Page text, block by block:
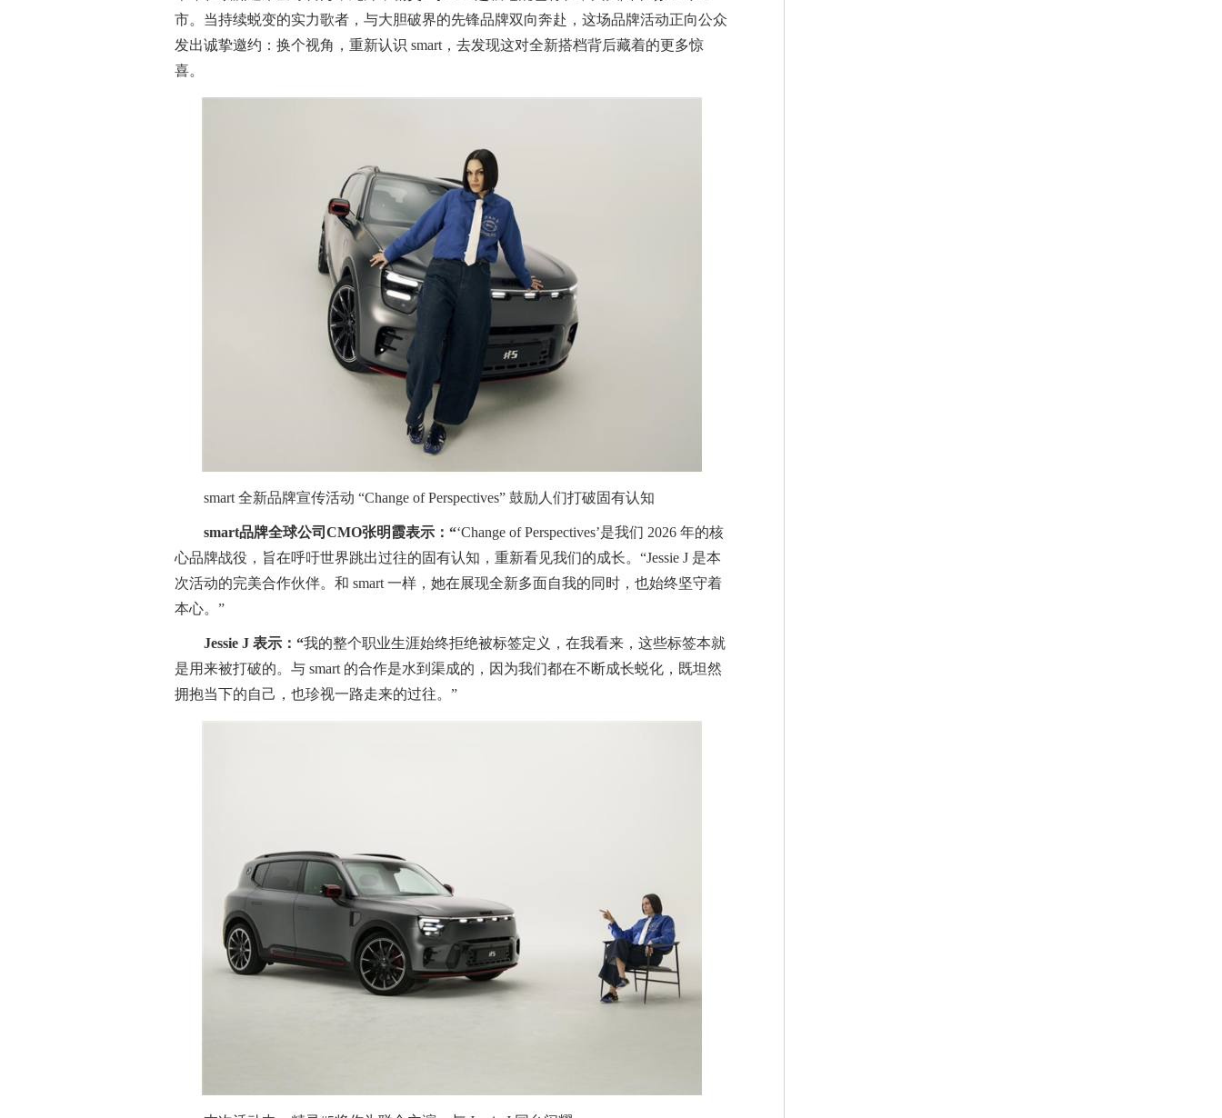
市。当持续蜕变的实力歌者，与大胆破界的先锋品牌双向奔赴，这场品牌活动正向公众
发出诚挚邀约：换个视角，重新认识 smart，去发现这对全新搭档背后藏着的更多惊
喜。
smart 全新品牌宣传活动 “Change of Perspectives” 鼓励人们打破固有认知
smart品牌全球公司 CMO张明霞表示： “‘Change of Perspectives’是我们 2026 年的核
心品牌战役，旨在呼吁世界跳出过往的固有认知，重新看见我们的成长。“Jessie J 是本
次活动的完美合作伙伴。和 smart 一样，她在展现全新多面自我的同时，也始终坚守着
本心。”
Jessie J 表示： “我的整个职业生涯始终拒绝被标签定义，在我看来，这些标签本就
是用来被打破的。与 smart 的合作是水到渠成的，因为我们都在不断成长蜕化，既坦然
拥抱当下的自己，也珍视一路走来的过往。”